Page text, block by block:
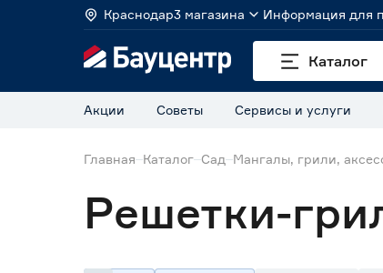
Краснодар3 магазина Информация для
Каталог
Акции Советы Сервисы и услуги
Главная Каталог Сад Мангалы, грили,
Решетки-